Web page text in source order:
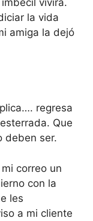
vivirá.
la vida
amiga la dejó
regresa
Que
deben ser.
correo un
con la
les
a mi cliente